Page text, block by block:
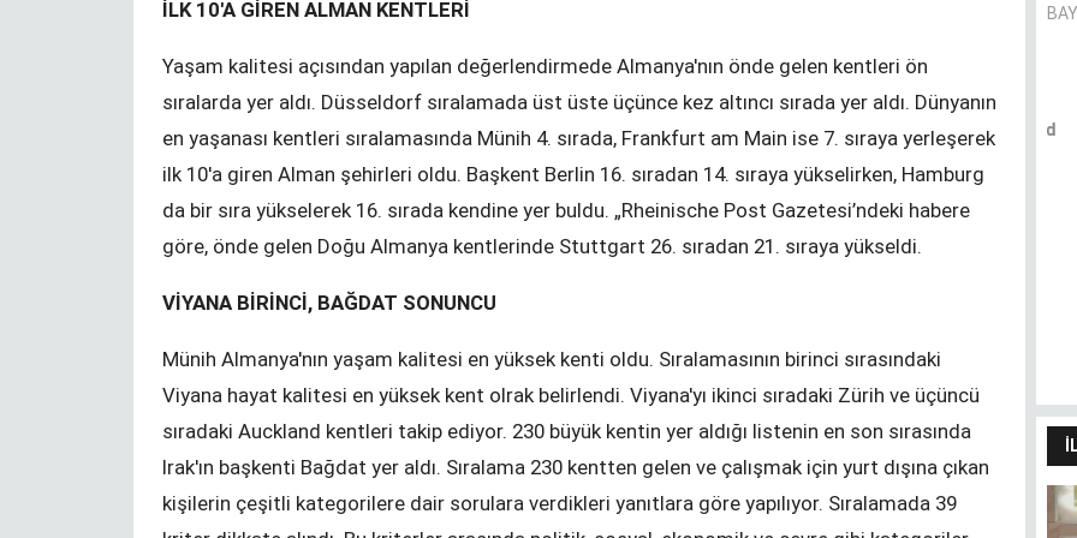
İLK 10'A GİREN ALMAN KENTLERİ
Yaşam kalitesi açısından yapılan değerlendirmede Almanya'nın önde gelen kentleri ön
sıralarda yer aldı. Düsseldorf sıralamada üst üste üçünce kez altıncı sırada yer aldı. Dünyanın
en yaşanası kentleri sıralamasında Münih 4. sırada, Frankfurt am Main ise 7. sıraya yerleşerek
ilk 10'a giren Alman şehirleri oldu. Başkent Berlin 16. sıradan 14. sıraya yükselirken, Hamburg
da bir sıra yükselerek 16. sırada kendine yer buldu. „Rheinische Post Gazetesi’ndeki habere
göre, önde gelen Doğu Almanya kentlerinde Stuttgart 26. sıradan 21. sıraya yükseldi.
VİYANA BİRİNCİ, BAĞDAT SONUNCU
Münih Almanya'nın yaşam kalitesi en yüksek kenti oldu. Sıralamasının birinci sırasındaki
Viyana hayat kalitesi en yüksek kent olrak belirlendi. Viyana'yı ikinci sıradaki Zürih ve üçüncü
sıradaki Auckland kentleri takip ediyor. 230 büyük kentin yer aldığı listenin en son sırasında
Irak'ın başkenti Bağdat yer aldı. Sıralama 230 kentten gelen ve çalışmak için yurt dışına çıkan
kişilerin çeşitli kategorilere dair sorulara verdikleri yanıtlara göre yapılıyor. Sıralamada 39
Bir Durak - NRW Seçimleri
KENAN MORTAN
Değişim ve Süreklilik
Pandemie und Migrationshintergrund
- (k)ein Zusammenhang?
CANER AVER
YTB‘den izincilere Sırbistan sınırında